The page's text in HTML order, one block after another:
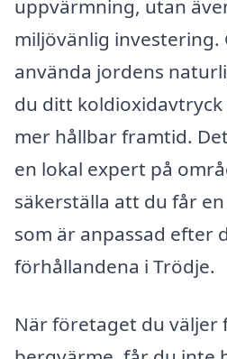
uppvärmning, utan
miljövänlig investering.
använda jordens
du ditt
mer hållbar framtid.
en lokal expert på
säkerställa att du får
som är anpassad efter
förhållandena i Trödje.
När företaget du väljer